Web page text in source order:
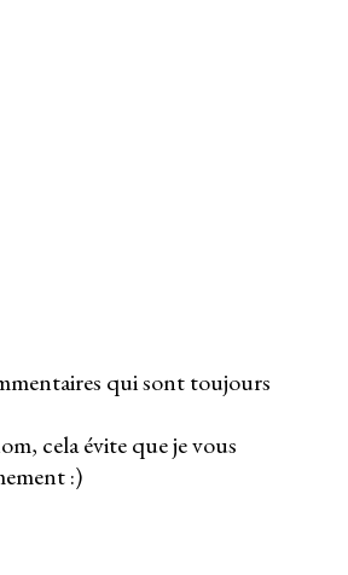
qui sont toujours
cela évite que je vous
:)